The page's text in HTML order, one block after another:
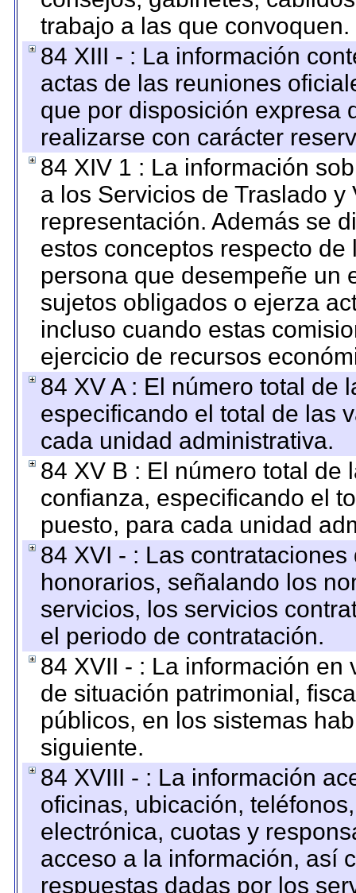
trabajo a las que convoquen.
84 XIII - : La información
actas de las reuniones
que por disposición expresa
realizarse con carácter
84 XIV 1 : La información
a los Servicios de Traslado
representación. Además se
estos conceptos respecto
persona que desempeñe un
sujetos obligados o ejerza
incluso cuando estas
ejercicio de recursos
84 XV A : El número total de
especificando el total de las
cada unidad administrativa.
84 XV B : El número total de
confianza, especificando el
puesto, para cada unidad
84 XVI - : Las
honorarios, señalando los
servicios, los servicios
el periodo de contratación.
84 XVII - : La información
de situación patrimonial,
públicos, en los sistemas
siguiente.
84 XVIII - : La información
oficinas, ubicación,
electrónica, cuotas y
acceso a la información, así
respuestas dadas por los